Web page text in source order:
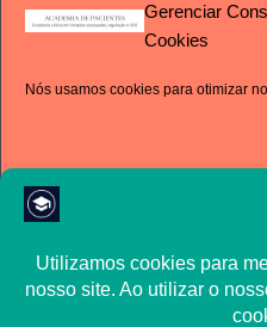
Gerenciar
Cookies
Nós usamos cookies para otimizar
Nome
Site